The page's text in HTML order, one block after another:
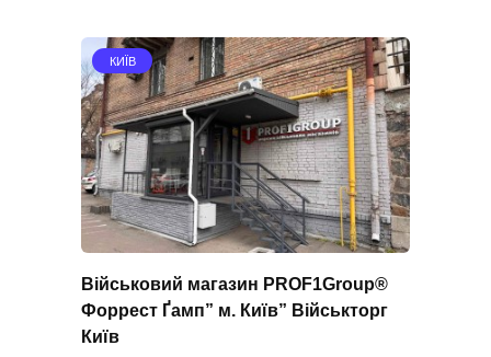
КИЇВ
Військовий магазин PROF1Group®
Форрест Ґамп” м. Київ” Військторг
Київ